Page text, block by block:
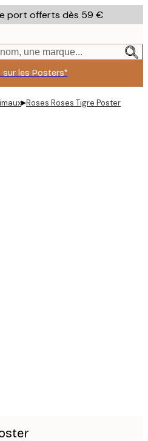
port offerts dès 59 €
une marque...
sur les Posters*
▸Roses Roses Tigre Poster